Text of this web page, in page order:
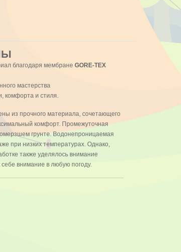
благодаря мембране GORE-TEX
мастерства
комфорта и стиля.
из прочного материала, сочетающего
комфорт. Промежуточная
грунте. Водонепроницаемая
при низких температурах. Однако,
также уделялось внимание
себе внимание в любую погоду.